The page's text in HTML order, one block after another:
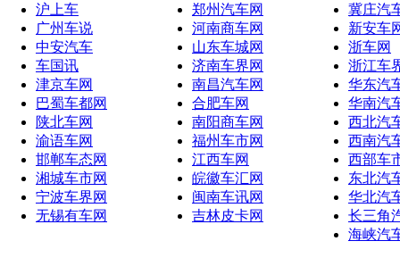
沪上车
广州车说
中安汽车
车国讯
津京车网
巴蜀车都网
陕北车网
渝语车网
邯郸车态网
湘城车市网
宁波车界网
无锡有车网
郑州汽车网
河南商车网
山东车城网
济南车界网
南昌汽车网
合肥车网
南阳商车网
福州车市网
江西车网
皖徽车汇网
闽南车讯网
吉林皮卡网
冀庄汽
新安车
浙车网
浙江车
华东汽
华南汽
西北汽
西南汽
西部车
东北汽
华北汽
长三角
海峡汽